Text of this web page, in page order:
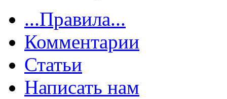
...Правила...
Комментарии
Статьи
Написать нам